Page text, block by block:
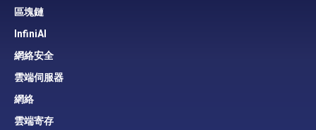
區塊鏈
InfiniAI
網絡安全
雲端伺服器
網絡
雲端寄存